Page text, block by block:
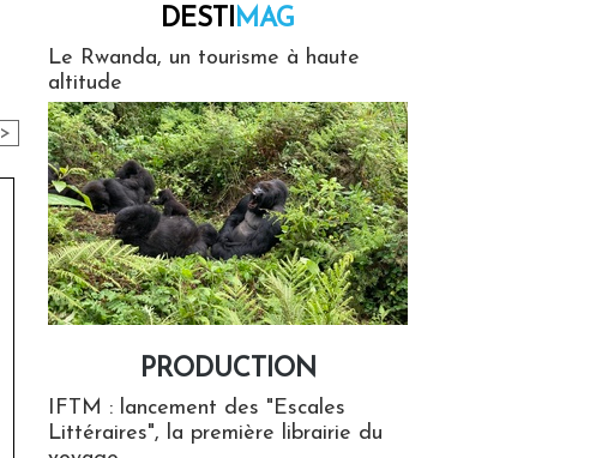
>
DESTIMAG
Le Rwanda, un tourisme à haute
altitude
PRODUCTION
IFTM : lancement des "Escales
Littéraires", la première librairie du